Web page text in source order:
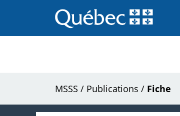
au
contenu
MSSS / Publications / Fiche